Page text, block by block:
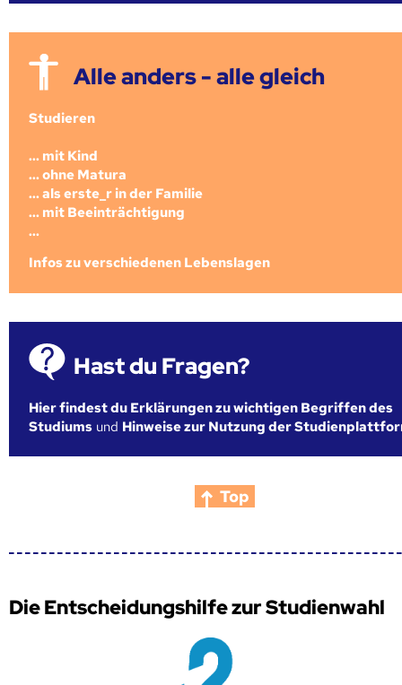
Alle anders - alle gleich
Studieren
... mit Kind
... ohne Matura
... als erste_r in der Familie
... mit Beeinträchtigung
...
Infos zu verschiedenen Lebenslagen
Hast du Fragen?
Hier findest du Erklärungen zu wichtigen Begriffen des
Studiums und Hinweise zur Nutzung der
Top
Die Entscheidungshilfe zur Studienwahl